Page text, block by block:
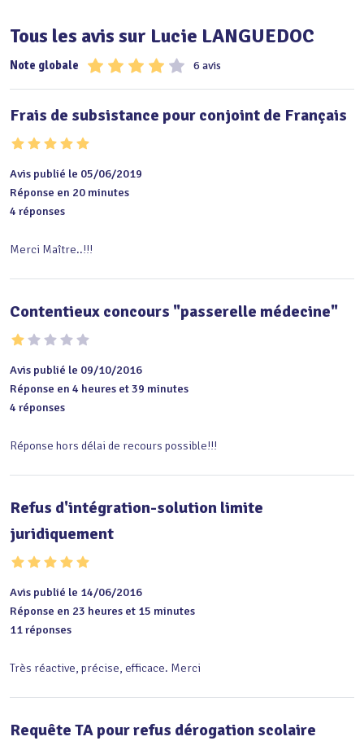
Tous les avis sur Lucie LANGUEDOC
Note globale 6 avis
Frais de subsistance pour conjoint de Français
Avis publié le 05/06/2019
Réponse en 20 minutes
4 réponses
Merci Maître..!!!
Contentieux concours "passerelle médecine"
Avis publié le 09/10/2016
Réponse en 4 heures et 39 minutes
4 réponses
Réponse hors délai de recours possible!!!
Refus d'intégration-solution limite
juridiquement
Avis publié le 14/06/2016
Réponse en 23 heures et 15 minutes
11 réponses
Très réactive, précise, efficace. Merci
Requête TA pour refus dérogation scolaire